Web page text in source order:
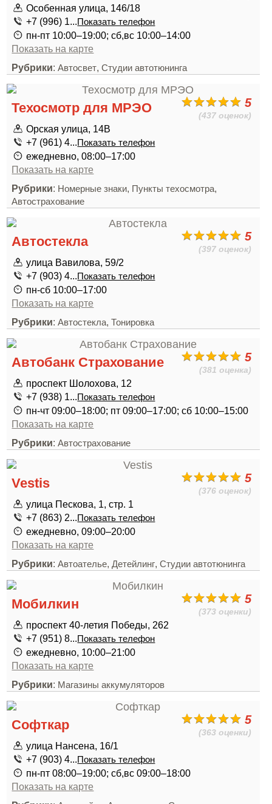
Особенная улица, 146/18
+7 (996) 1...Показать телефон
пн-пт 10:00–19:00; сб,вс 10:00–14:00
Показать на карте
Рубрики:Автосвет,Студии автотюнинга
5
(437 оценок)
Техосмотр для МРЭО
Орская улица, 14В
+7 (961) 4...Показать телефон
ежедневно, 08:00–17:00
Показать на карте
Рубрики: Номерные знаки, Пункты техосмотра,
Автострахование
5
(397 оценок)
Автостекла
улица Вавилова, 59/2
+7 (903) 4...Показать телефон
пн-сб 10:00–17:00
Показать на карте
Рубрики:Автостекла,Тонировка
5
(381 оценка)
Автобанк Страхование
проспект Шолохова, 12
+7 (938) 1...Показать телефон
пн-чт 09:00–18:00; пт 09:00–17:00; сб 10:00–15:00
Показать на карте
Рубрики:Автострахование
5
(376 оценок)
Vestis
улица Пескова, 1, стр. 1
+7 (863) 2...Показать телефон
ежедневно, 09:00–20:00
Показать на карте
Рубрики:Автоателье,Детейлинг,Студии автотюнинга
5
(373 оценки)
Мобилкин
проспект 40-летия Победы, 262
+7 (951) 8...Показать телефон
ежедневно, 10:00–21:00
Показать на карте
Рубрики: Магазины аккумуляторов
5
(363 оценки)
Софткар
улица Нансена, 16/1
+7 (903) 4...Показать телефон
пн-пт 08:00–19:00; сб,вс 09:00–18:00
Показать на карте